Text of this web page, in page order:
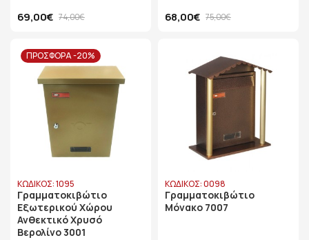
69,00€ 74,00€ 68,00€ 75,00€
ΠΡΟΣΦΟΡΑ -20%
ΚΩΔΙΚΟΣ: 1095
Γραμματοκιβώτιο
Εξωτερικού Χώρου
Ανθεκτικό Χρυσό
Bερολίνο 3001
ΚΩΔΙΚΟΣ: 0098
Γραμματοκιβώτιο
Μόνακο 7007